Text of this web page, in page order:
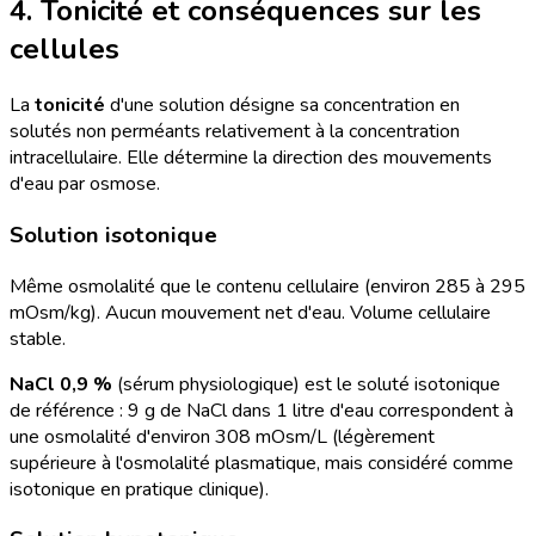
4. Tonicité et conséquences sur les
cellules
La tonicité d'une solution désigne sa concentration en
solutés non perméants relativement à la concentration
intracellulaire. Elle détermine la direction des mouvements
d'eau par osmose.
Solution isotonique
Même osmolalité que le contenu cellulaire (environ 285 à 295
mOsm/kg). Aucun mouvement net d'eau. Volume cellulaire
stable.
NaCl 0,9 % (sérum physiologique) est le soluté isotonique
de référence : 9 g de NaCl dans 1 litre d'eau correspondent à
une osmolalité d'environ 308 mOsm/L (légèrement
supérieure à l'osmolalité plasmatique, mais considéré comme
isotonique en pratique clinique).